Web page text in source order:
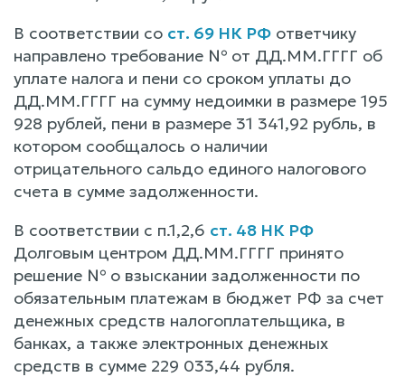
В соответствии со ст. 69 НК РФ ответчику
направлено требование № от ДД.ММ.ГГГГ об
уплате налога и пени со сроком уплаты до
ДД.ММ.ГГГГ на сумму недоимки в размере 195
928 рублей, пени в размере 31 341,92 рубль, в
котором сообщалось о наличии
отрицательного сальдо единого налогового
счета в сумме задолженности.
В соответствии с п.1,2,6 ст. 48 НК РФ
Долговым центром ДД.ММ.ГГГГ принято
решение № о взыскании задолженности по
обязательным платежам в бюджет РФ за счет
денежных средств налогоплательщика, в
банках, а также электронных денежных
средств в сумме 229 033,44 рубля.